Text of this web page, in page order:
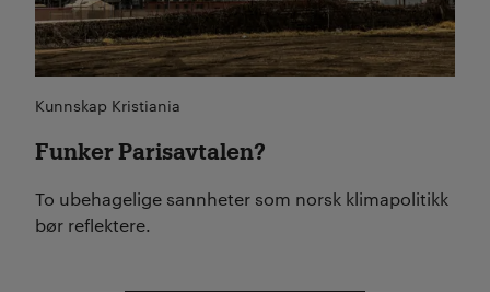
Kunnskap Kristiania
Funker Parisavtalen?
To ubehagelige sannheter som norsk klimapolitikk
bør reflektere.